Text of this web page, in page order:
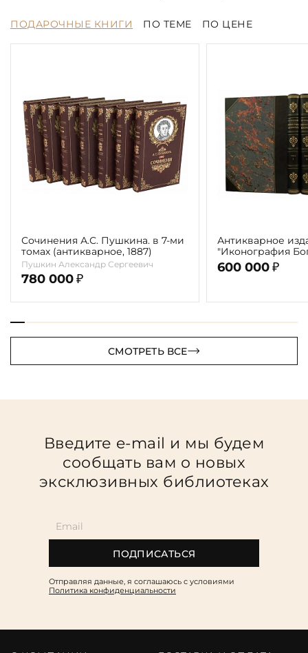
ПОДАРОЧНЫЕ КНИГИ ПО ТЕМЕ ПО ЦЕНЕ
Сочинения А.С. Пушкина. в 7-ми
томах (антикварное, 1887)
Пушкин Александр Сергеевич
780 000 ₽
Антикварное
"Иконография
г. (в 2-х томах с
автора)
600 000 ₽
СМОТРЕТЬ ВСЕ
Введите e-mail и мы будем
сообщать вам о новых
эксклюзивных библиотеках
ПОДПИСАТЬСЯ
Отправляя данные, я соглашаюсь c условиями
Политика конфиденциальности